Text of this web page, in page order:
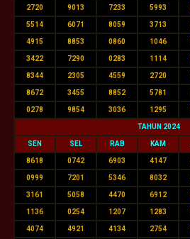
2720 9013 7233 5993
5514 6071 8059 3713
4915 8853 0860 1046
3422 7290 0283 1114
8344 2305 4559 2720
8672 3455 8852 5781
0278 9854 3036 1295
TAHUN 2024
SEN SEL RAB KAM
8618 0742 6903 4147
0999 7201 5346 8032
3161 5058 4470 6912
1136 0254 1207 1283
4074 4921 4134 2754